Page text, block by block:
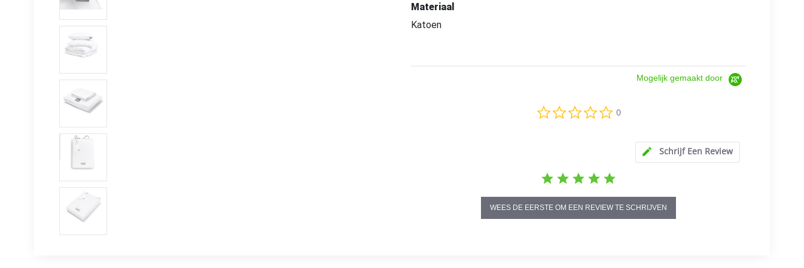
Materiaal
Katoen
Mogelijk gemaakt door
star
0
Schrijf Een Review
WEES DE EERSTE OM EEN REVIEW TE SCHRIJVEN